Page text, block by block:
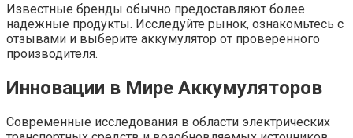
Известные бренды обычно предоставляют более
надежные продукты. Исследуйте рынок, ознакомьтесь с
отзывами и выберите аккумулятор от проверенного
производителя.
Инновации в Мире Аккумуляторов
Современные исследования в области электрических